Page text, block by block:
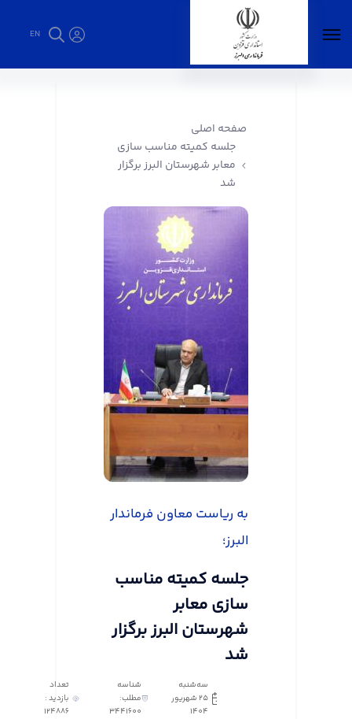
EN
صفحه اصلی
جلسه کمیته مناسب سازی
معابر شهرستان البرز برگزار
شد
به ریاست معاون فرماندار
البرز؛
جلسه کمیته مناسب
سازی معابر
شهرستان البرز برگزار
شد
سه‌شنبه
25 شهریور
1404
شناسه
مطلب:
3441600
تعداد
بازدید :
124886